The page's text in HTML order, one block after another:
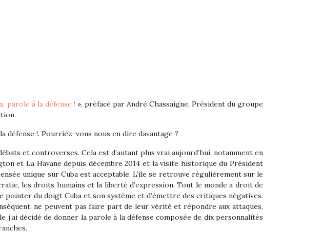
parole à la défense ! », préfacé par André Chassaigne, Président du groupe
défense !. Pourriez-vous nous en dire davantage ?
et controverses. Cela est d’autant plus vrai aujourd’hui, notamment en
et La Havane depuis décembre 2014 et la visite historique du Président
unique sur Cuba est acceptable. L’île se retrouve régulièrement sur le
les droits humains et la liberté d’expression. Tout le monde a droit de
du doigt Cuba et son système et d’émettre des critiques négatives.
ne peuvent pas faire part de leur vérité et répondre aux attaques,
j’ai décidé de donner la parole à la défense composée de dix personnalités